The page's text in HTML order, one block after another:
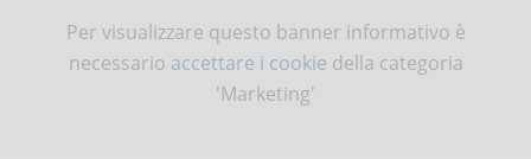
Per visualizzare questo banner informativo è
necessario accettare i cookie della categoria
'Marketing'